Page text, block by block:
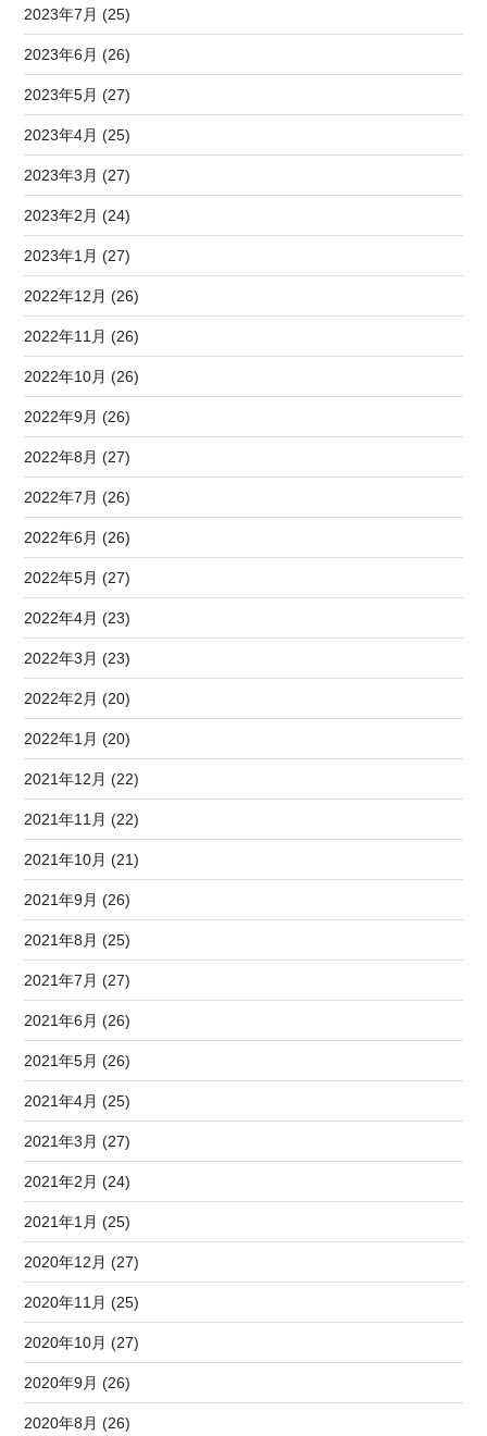
2023年7月 (25)
2023年6月 (26)
2023年5月 (27)
2023年4月 (25)
2023年3月 (27)
2023年2月 (24)
2023年1月 (27)
2022年12月 (26)
2022年11月 (26)
2022年10月 (26)
2022年9月 (26)
2022年8月 (27)
2022年7月 (26)
2022年6月 (26)
2022年5月 (27)
2022年4月 (23)
2022年3月 (23)
2022年2月 (20)
2022年1月 (20)
2021年12月 (22)
2021年11月 (22)
2021年10月 (21)
2021年9月 (26)
2021年8月 (25)
2021年7月 (27)
2021年6月 (26)
2021年5月 (26)
2021年4月 (25)
2021年3月 (27)
2021年2月 (24)
2021年1月 (25)
2020年12月 (27)
2020年11月 (25)
2020年10月 (27)
2020年9月 (26)
2020年8月 (26)